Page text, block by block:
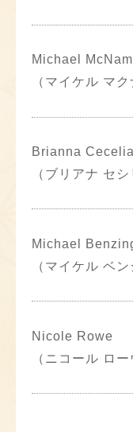
Michael
（マイケル マク
Brianna
（ブリアナ セ
Michael
（マイケル ベン
Nicole Rowe
（ニコール ロー